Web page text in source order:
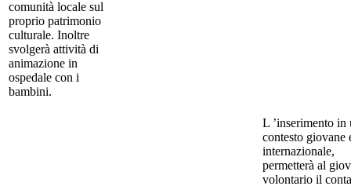
comunità locale sul
proprio patrimonio
culturale. Inoltre
svolgerà attività di
animazione in
ospedale con i
bambini.
L ’inserimento in
contesto giovane
internazionale,
permetterà al
volontario il